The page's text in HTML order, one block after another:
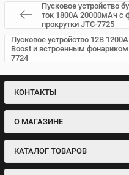
Пусковое устройство
ток 1800А 20000мАч с
прокрутки JTC-7725
Пусковое устройство 12В
Boost и встроенным
7724
КОНТАКТЫ
О МАГАЗИНЕ
КАТАЛОГ ТОВАРОВ